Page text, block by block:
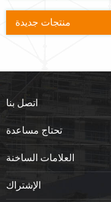
منتجات جديدة
اتصل بنا
تحتاج مساعدة
العلامات الساخنة
الإشتراك